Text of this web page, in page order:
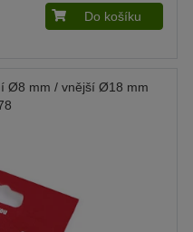
Do košíku
Ø8 mm / vnější Ø18 mm